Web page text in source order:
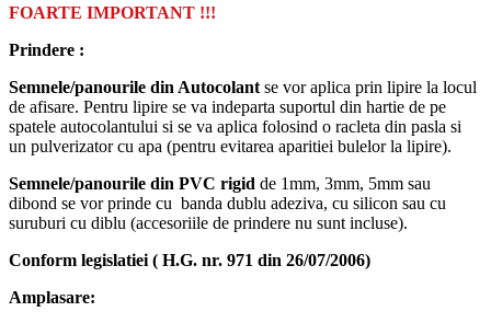
FOARTE IMPORTANT !!!
Prindere :
Semnele/panourile din Autocolant se vor aplica prin lipire la locul
de afisare. Pentru lipire se va indeparta suportul din hartie de pe
spatele autocolantului si se va aplica folosind o racleta din pasla si
un pulverizator cu apa (pentru evitarea aparitiei bulelor la lipire).
Semnele/panourile din PVC rigid de 1mm, 3mm, 5mm sau
dibond se vor prinde cu banda dublu adeziva, cu silicon sau cu
suruburi cu diblu (accesoriile de prindere nu sunt incluse).
Conform legislatiei ( H.G. nr. 971 din 26/07/2006)
Amplasare: